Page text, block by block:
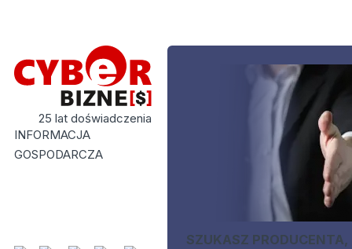
25 lat doświadczenia
INFORMACJA
GOSPODARCZA
SZUKASZ PRODUCENTA,